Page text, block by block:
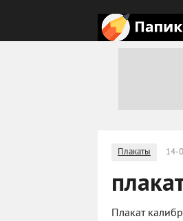
Плакаты 14-
Плакат